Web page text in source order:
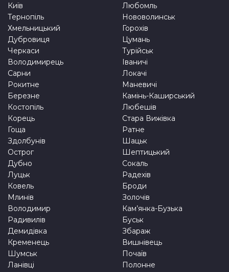
Київ
Тернопіль
Хмельницький
Дубровиця
Черкаси
Володимирець
Сарни
Рокитне
Березне
Костопіль
Корець
Гоща
Здолбунів
Острог
Дубно
Луцьк
Ковель
Млинів
Володимир
Радивилів
Демидівка
Кременець
Шумськ
Ланівці
Любомль
Нововолинськ
Горохів
Цумань
Турійськ
Іваничі
Локачі
Маневичі
Камінь-Каширський
Любешів
Стара Вижівка
Ратне
Шацьк
Шептицький
Сокаль
Радехів
Броди
Золочів
Кам’янка-Бузька
Буськ
Збараж
Вишнівець
Почаїв
Полонне